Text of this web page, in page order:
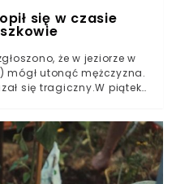
się w czasie
że w jeziorze w
mógł utonąć mężczyzna.
się tragiczny.W piątek
na brzeg.Przez ponad
mężczyzny. Na
grupę